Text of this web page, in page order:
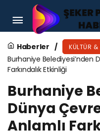
Haberler KÜLTÜR
Burhaniye Belediyesi’nden
Farkındalık Etkinliği
Burhaniye
Dünya
Anlamlı
Osmangazi’de
Anlamlı Buluşma